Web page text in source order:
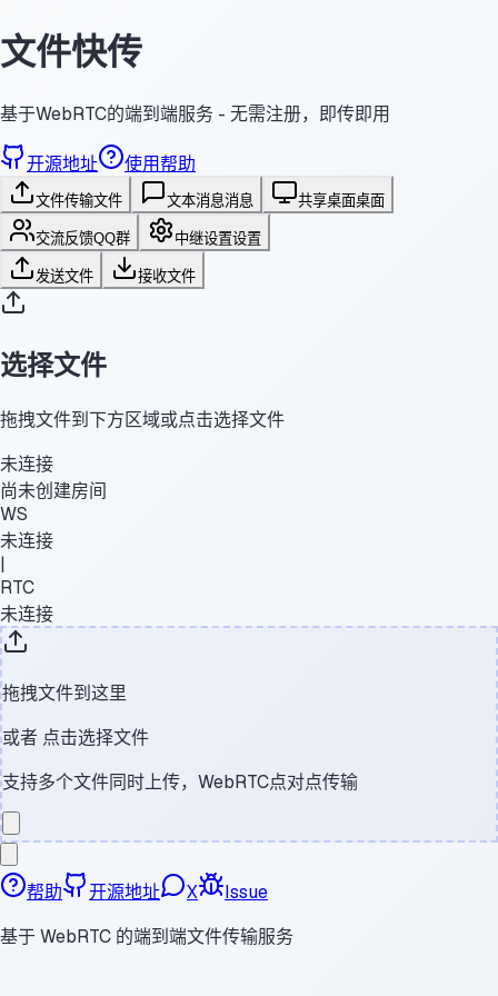
文件快传
基于WebRTC的端到端服务 - 无需注册，即传即用
开源地址 使用帮助
文件传输文件 文本消息消息 共享桌面桌面
交流反馈QQ群 中继设置设置
发送文件 接收文件
选择文件
拖拽文件到下方区域或点击选择文件
未连接
尚未创建房间
WS
未连接
|
RTC
未连接
拖拽文件到这里
或者 点击选择文件
支持多个文件同时上传，WebRTC点对点传输
帮助 开源地址 X
Issue
基于 WebRTC 的端到端文件传输服务